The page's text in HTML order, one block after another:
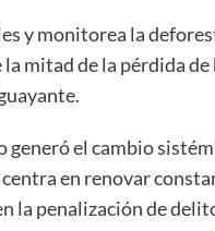
y monitorea la
mitad de la pérdida de
el cambio
en renovar
la penalización de